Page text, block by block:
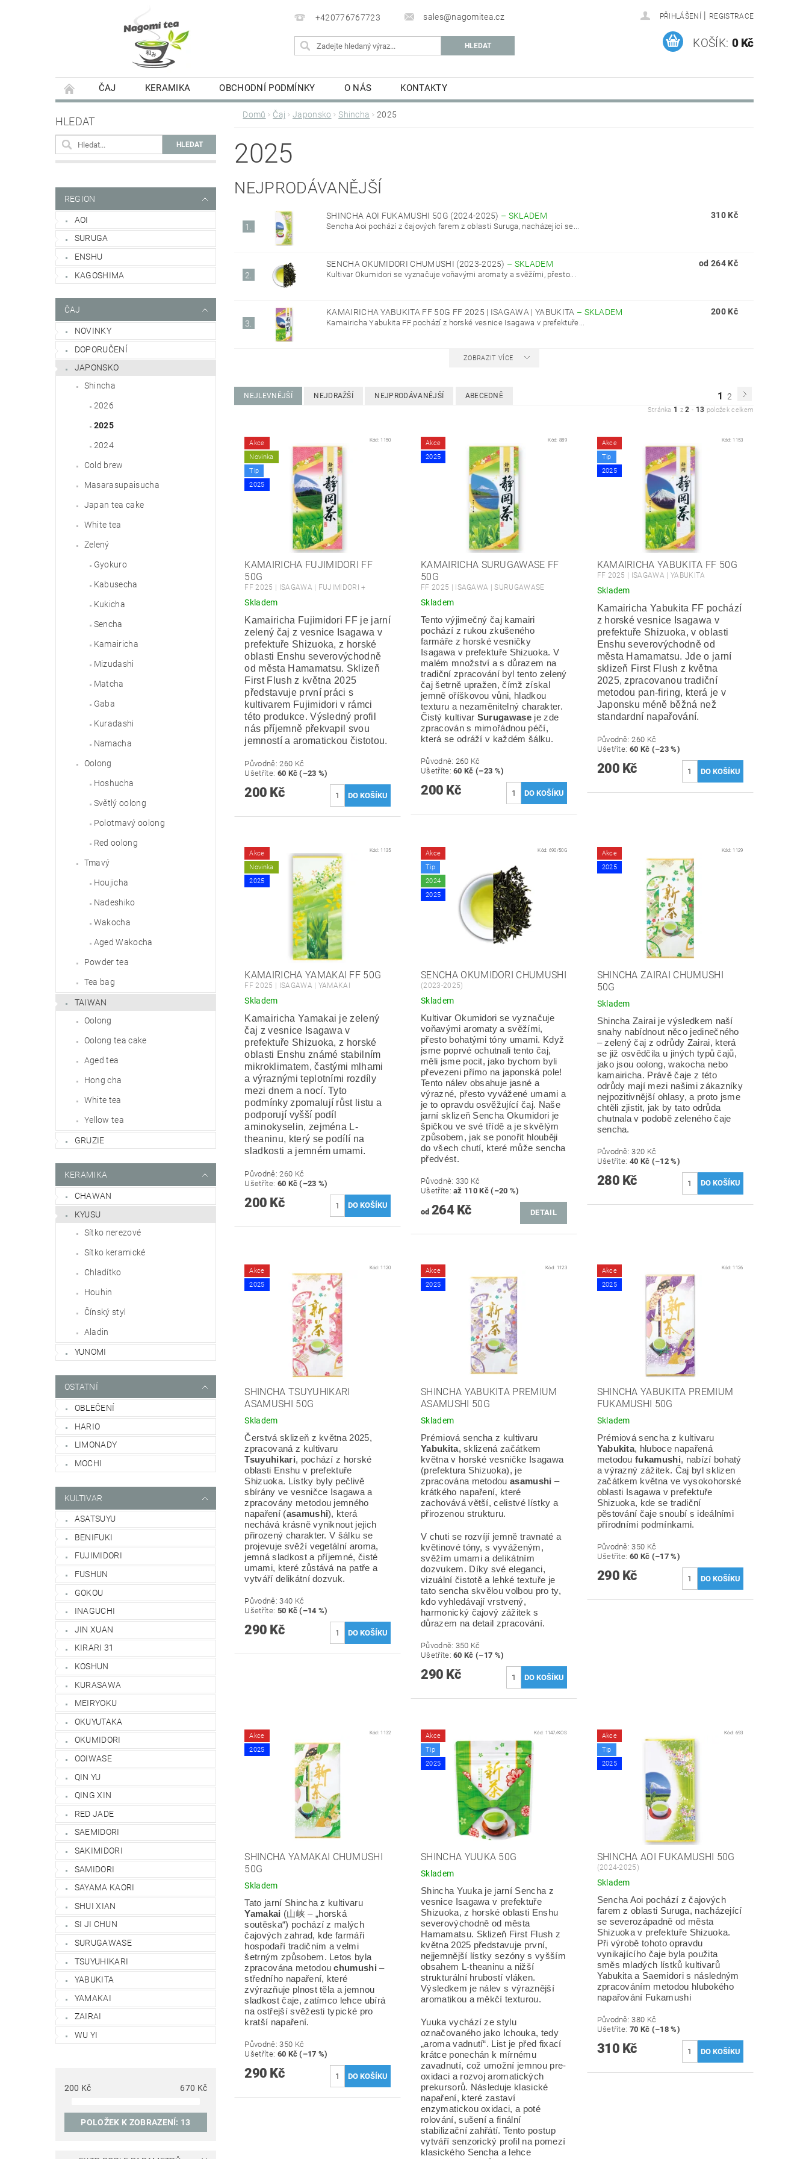
+420776767723 sales@nagomitea.cz PŘIHLÁŠENÍ | REGISTRACE
KOŠÍK: 0 Kč
ČAJ KERAMIKA OBCHODNÍ PODMÍNKY O NÁS KONTAKTY
HLEDAT
REGION
AOI
SURUGA
ENSHU
KAGOSHIMA
ČAJ
NOVINKY
DOPORUČENÍ
JAPONSKO
Shincha
2026
2025
2024
Cold brew
Masarasupaisucha
Japan tea cake
White tea
Zelený
Gyokuro
Kabusecha
Kukicha
Sencha
Kamairicha
Mizudashi
Matcha
Gaba
Kuradashi
Namacha
Oolong
Hoshucha
Světlý oolong
Polotmavý oolong
Red oolong
Tmavý
Houjicha
Nadeshiko
Wakocha
Aged Wakocha
Powder tea
Tea bag
TAIWAN
Oolong
Oolong tea cake
Aged tea
Hong cha
White tea
Yellow tea
GRUZIE
KERAMIKA
CHAWAN
KYUSU
Sítko nerezové
Sítko keramické
Chladítko
Houhin
Čínský styl
Aladin
YUNOMI
OSTATNÍ
OBLEČENÍ
HARIO
LIMONADY
MOCHI
KULTIVAR
ASATSUYU
BENIFUKI
FUJIMIDORI
FUSHUN
GOKOU
INAGUCHI
JIN XUAN
KIRARI 31
KOSHUN
KURASAWA
MEIRYOKU
OKUYUTAKA
OKUMIDORI
OOIWASE
QIN YU
QING XIN
RED JADE
SAEMIDORI
SAKIMIDORI
SAMIDORI
SAYAMA KAORI
SHUI XIAN
SI JI CHUN
SURUGAWASE
TSUYUHIKARI
YABUKITA
YAMAKAI
ZAIRAI
WU YI
200 Kč 670 Kč
POLOŽEK K ZOBRAZENÍ: 13
Domů Čaj Japonsko Shincha 2025
2025
NEJPRODÁVANĚJŠÍ
1.
SHINCHA AOI FUKAMUSHI 50G (2024-2025) – SKLADEM
Sencha Aoi pochází z čajových farem z oblasti Suruga, nacházející se...
310 Kč
2.
SENCHA OKUMIDORI CHUMUSHI (2023-2025) – SKLADEM
Kultivar Okumidori se vyznačuje voňavými aromaty a svěžími, přesto...
od 264 Kč
3.
KAMAIRICHA YABUKITA FF 50G FF 2025 | ISAGAWA | YABUKITA – SKLADEM
Kamairicha Yabukita FF pochází z horské vesnice Isagawa v prefektuře...
200 Kč
ZOBRAZIT VÍCE
NEJLEVNĚJŠÍ NEJDRAŽŠÍ NEJPRODÁVANĚJŠÍ ABECEDNĚ 1 2
Stránka 1 z2 - 13 položek celkem
Akce
Novinka
Tip
2025
Kód: 1150
KAMAIRICHA FUJIMIDORI FF
50G
FF 2025 | ISAGAWA | FUJIMIDORI +
Skladem
Kamairicha Fujimidori FF je jarní
zelený čaj z vesnice Isagawa v
prefektuře Shizuoka, z horské
oblasti Enshu severovýchodně
od města Hamamatsu. Sklizeň
First Flush z května 2025
představuje první práci s
kultivarem Fujimidori v rámci
této produkce. Výsledný profil
nás příjemně překvapil svou
jemností a aromatickou čistotou.
Původně:260 Kč
Ušetříte: 60 Kč (–23 %)
200 Kč
Akce
2025
Kód:889
KAMAIRICHA SURUGAWASE FF
50G
FF 2025 | ISAGAWA | SURUGAWASE
Skladem
Tento výjimečný čaj kamairi
pochází z rukou zkušeného
farmáře z horské vesničky
Isagawa v prefektuře Shizuoka. V
malém množství a s důrazem na
tradiční zpracování byl tento zelený
čaj šetrně upražen, čímž získal
jemně oříškovou vůni, hladkou
texturu a nezaměnitelný charakter.
Čistý kultivar Surugawaseje zde
zpracován s mimořádnou péčí,
která se odráží v každém šálku.
Původně: 260 Kč
Ušetříte:60 Kč (–23 %)
200 Kč
Akce
Tip
2025
Kód: 1153
KAMAIRICHA YABUKITA FF 50G
FF 2025 | ISAGAWA | YABUKITA
Skladem
Kamairicha Yabukita FF pochází
z horské vesnice Isagawa v
prefektuře Shizuoka, v oblasti
Enshu severovýchodně od
města Hamamatsu. Jde o jarní
sklizeň First Flush z května
2025, zpracovanou tradiční
metodou pan-firing, která je v
Japonsku méně běžná než
standardní napařování.
Původně:260 Kč
Ušetříte: 60 Kč (–23 %)
200 Kč
Akce
Novinka
2025
Kód: 1135
KAMAIRICHA YAMAKAI FF 50G
FF 2025 | ISAGAWA | YAMAKAI
Skladem
Kamairicha Yamakai je zelený
čaj z vesnice Isagawa v
prefektuře Shizuoka, z horské
oblasti Enshu známé stabilním
mikroklimatem, častými mlhami
a výraznými teplotními rozdíly
mezi dnem a nocí. Tyto
podmínky zpomalují růst listu a
podporují vyšší podíl
aminokyselin, zejména L-
theaninu, který se podílí na
sladkosti a jemném umami.
Původně:260 Kč
Ušetříte: 60 Kč (–23 %)
200 Kč
Akce
Tip
2024
2025
Kód: 690/50G
SENCHA OKUMIDORI CHUMUSHI
(2023-2025)
Skladem
Kultivar Okumidori se vyznačuje
voňavými aromaty a svěžími,
přesto bohatými tóny umami. Když
jsme poprvé ochutnali tento čaj,
měli jsme pocit, jako bychom byli
převezeni přímo na japonská pole!
Tento nálev obsahuje jasné a
výrazné, přesto vyvážené umami a
je to opravdu osvěžující čaj. Naše
jarní sklizeň Sencha Okumidori je
špičkou ve své třídě a je skvělým
způsobem, jak se ponořit hlouběji
do všech chutí, které může sencha
předvést.
Původně: 330 Kč
Ušetříte:až 110 Kč (–20 %)
od264 Kč DETAIL
Akce
2025
Kód: 1129
SHINCHA ZAIRAI CHUMUSHI
50G
Skladem
Shincha Zairai je výsledkem naší
snahy nabídnout něco jedinečného
– zelený čaj z odrůdy Zairai, která
se již osvědčila u jiných typů čajů,
jako jsou oolong, wakocha nebo
kamairicha. Právě čaje z této
odrůdy mají mezi našimi zákazníky
nejpozitivnější ohlasy, a proto jsme
chtěli zjistit, jak by tato odrůda
chutnala v podobě zeleného čaje
sencha.
Původně:320 Kč
Ušetříte: 40 Kč (–12 %)
280 Kč
Akce
2025
Kód: 1120
SHINCHA TSUYUHIKARI
ASAMUSHI 50G
Skladem
Čerstvá sklizeň z května 2025,
zpracovaná z kultivaru
Tsuyuhikari, pochází z horské
oblasti Enshu v prefektuře
Shizuoka. Lístky byly pečlivě
sbírány ve vesničce Isagawa a
zpracovány metodou jemného
napaření (asamushi), která
nechává krásně vyniknout jejich
přirozený charakter. V šálku se
projevuje svěží vegetální aroma,
jemná sladkost a příjemné, čisté
umami, které zůstává na patře a
vytváří delikátní dozvuk.
Původně:340 Kč
Ušetříte: 50 Kč (–14 %)
290 Kč
Akce
2025
Kód: 1123
SHINCHA YABUKITA PREMIUM
ASAMUSHI 50G
Skladem
Prémiová sencha z kultivaru
Yabukita, sklizená začátkem
května v horské vesničke Isagawa
(prefektura Shizuoka), je
zpracována metodouasamushi –
krátkého napaření, které
zachovává větší, celistvé lístky a
přirozenou strukturu.
V chuti se rozvíjí jemně travnaté a
květinové tóny, s vyváženým,
svěžím umami a delikátním
dozvukem. Díky své eleganci,
vizuální čistotě a lehké textuře je
tato sencha skvělou volbou pro ty,
kdo vyhledávají vrstvený,
harmonický čajový zážitek s
důrazem na detail zpracování.
Původně: 350 Kč
Ušetříte:60 Kč (–17 %)
290 Kč
Akce
2025
Kód: 1126
SHINCHA YABUKITA PREMIUM
FUKAMUSHI 50G
Skladem
Prémiová sencha z kultivaru
Yabukita, hluboce napařená
metodoufukamushi, nabízí bohatý
a výrazný zážitek. Čaj byl sklizen
začátkem května ve vysokohorské
oblasti Isagawa v prefektuře
Shizuoka, kde se tradiční
pěstování čaje snoubí s ideálními
přírodními podmínkami.
Původně:350 Kč
Ušetříte: 60 Kč (–17 %)
290 Kč
Akce
2025
Kód: 1132
SHINCHA YAMAKAI CHUMUSHI
50G
Skladem
Tato jarní Shincha z kultivaru
Yamakai (山峡 – „horská
soutěska“) pochází z malých
čajových zahrad, kde farmáři
hospodaří tradičním a velmi
šetrným způsobem. Letos byla
zpracována metodouchumushi –
středního napaření, které
zvýrazňuje plnost těla a jemnou
sladkost čaje, zatímco lehce ubírá
na ostřejší svěžesti typické pro
kratší napaření.
Původně:350 Kč
Ušetříte: 60 Kč (–17 %)
290 Kč
Akce
Tip
2025
Kód: 1147/KOS
SHINCHA YUUKA 50G
Skladem
Shincha Yuuka je jarní Sencha z
vesnice Isagawa v prefektuře
Shizuoka, z horské oblasti Enshu
severovýchodně od města
Hamamatsu. Sklizeň First Flush z
května 2025 představuje první,
nejjemnější lístky sezóny s vyšším
obsahem L-theaninu a nižší
strukturální hrubostí vláken.
Výsledkem je nálev s výraznější
aromatikou a měkčí texturou.
Yuuka vychází ze stylu
označovaného jako Ichouka, tedy
„aroma vadnutí“. List je před fixací
krátce ponechán k mírnému
zavadnutí, což umožní jemnou pre-
oxidaci a rozvoj aromatických
prekursorů. Následuje klasické
napaření, které zastaví
enzymatickou oxidaci, a poté
rolování, sušení a finální
stabilizační zahřátí. Tento postup
vytváří senzorický profil na pomezí
klasického Sencha a lehce
Akce
Tip
2025
Kód: 693
SHINCHA AOI FUKAMUSHI 50G
(2024-2025)
Skladem
Sencha Aoi pochází z čajových
farem z oblasti Suruga, nacházející
se severozápadně od města
Shizuoka v prefektuře Shizuoka.
Při výrobě tohoto opravdu
vynikajícího čaje byla použita
směs mladých lístků kultivarů
Yabukita a Saemidori s následným
zpracováním metodou hlubokého
napařování Fukamushi
Původně:380 Kč
Ušetříte: 70 Kč (–18 %)
310 Kč